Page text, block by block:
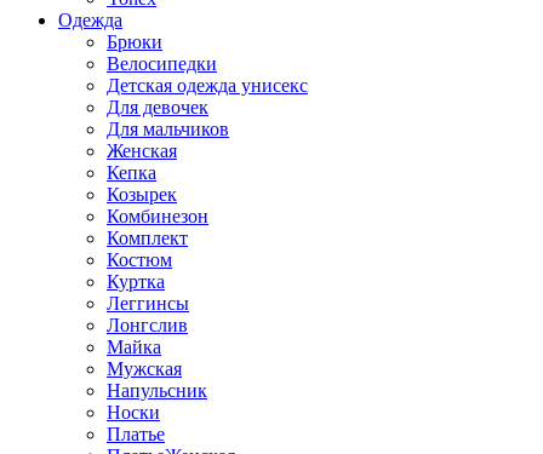
Одежда
Брюки
Велосипедки
Детская одежда унисекс
Для девочек
Для мальчиков
Женская
Кепка
Козырек
Комбинезон
Комплект
Костюм
Куртка
Леггинсы
Лонгслив
Майка
Мужская
Напульсник
Носки
Платье